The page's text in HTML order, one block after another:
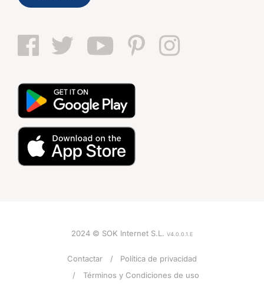
2024 © SOK Internet S.L. V4.0.0.1.E
Contactar
Política de privacidad
Términos y Condiciones de uso